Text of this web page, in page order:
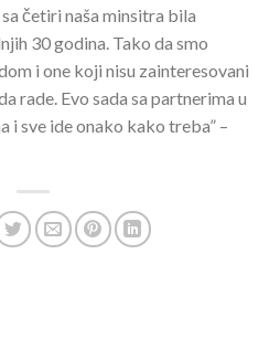
četiri naša minsitra bila
30 godina. Tako da smo
i one koji nisu zainteresovani
rade. Evo sada sa partnerima u
i sve ide onako kako treba” –